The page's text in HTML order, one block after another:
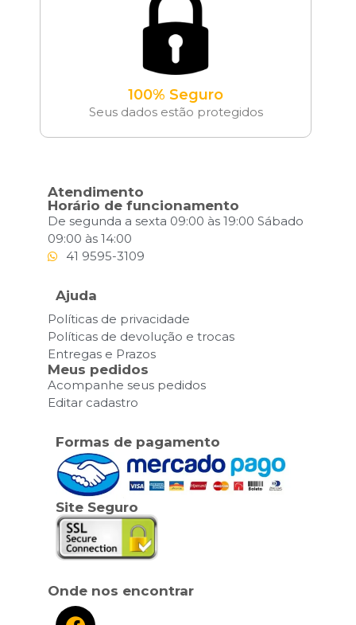
100% Seguro
Seus dados estão protegidos
Atendimento
Horário de funcionamento
De segunda a sexta 09:00 às 19:00 Sábado
09:00 às 14:00
41 9595-3109
Ajuda
Políticas de privacidade
Políticas de devolução e trocas
Entregas e Prazos
Meus pedidos
Acompanhe seus pedidos
Editar cadastro
Formas de pagamento
Site Seguro
Onde nos encontrar